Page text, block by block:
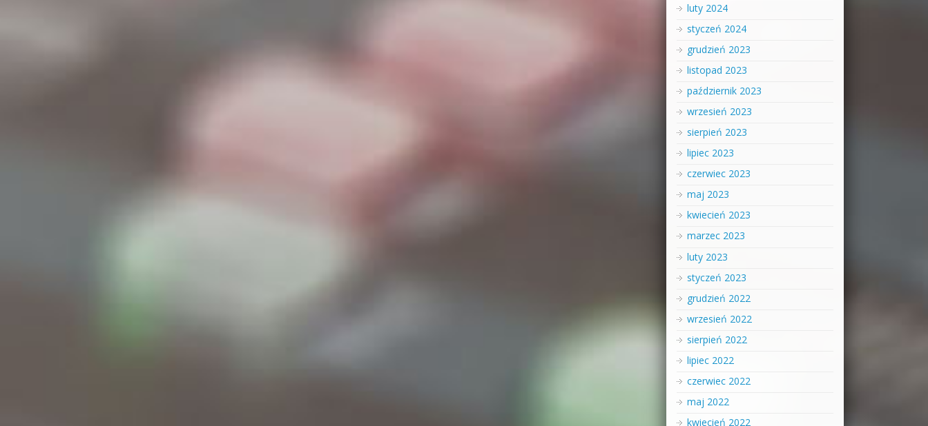
luty 2024
styczeń 2024
grudzień 2023
listopad 2023
październik 2023
wrzesień 2023
sierpień 2023
lipiec 2023
czerwiec 2023
maj 2023
kwiecień 2023
marzec 2023
luty 2023
styczeń 2023
grudzień 2022
wrzesień 2022
sierpień 2022
lipiec 2022
czerwiec 2022
maj 2022
kwiecień 2022